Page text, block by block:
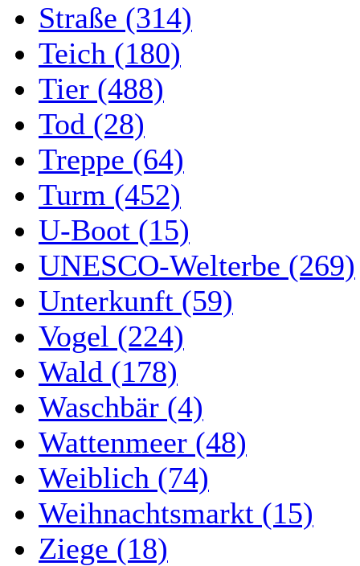
Straße (314)
Teich (180)
Tier (488)
Tod (28)
Treppe (64)
Turm (452)
U-Boot (15)
UNESCO-Welterbe (269)
Unterkunft (59)
Vogel (224)
Wald (178)
Waschbär (4)
Wattenmeer (48)
Weiblich (74)
Weihnachtsmarkt (15)
Ziege (18)